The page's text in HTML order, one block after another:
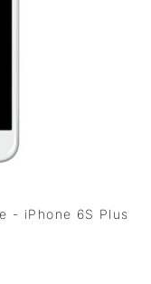
- iPhone 6S Plus